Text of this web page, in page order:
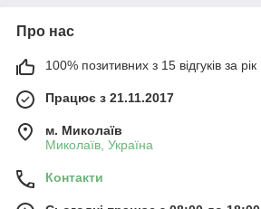
Про нас
100% позитивних з 15 відгуків за рік
Працює з 21.11.2017
м. Миколаїв
Миколаїв, Україна
Контакти